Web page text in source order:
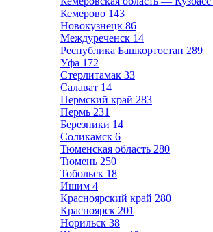
Кемерово 143
Новокузнецк 86
Междуреченск 14
Республика Башкортостан 289
Уфа 172
Стерлитамак 33
Салават 14
Пермский край 283
Пермь 231
Березники 14
Соликамск 6
Тюменская область 280
Тюмень 250
Тобольск 18
Ишим 4
Красноярский край 280
Красноярск 201
Норильск 38